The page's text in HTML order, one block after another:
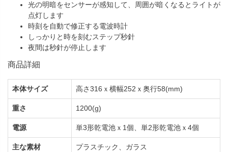
光の明暗をセンサーが感知して、周囲が暗くなるとライトが
点灯します
時刻を自動で修正する電波時計
しっかりと時を刻むステップ秒針
夜間は秒針が停止します
商品詳細
本体サイズ 高さ316ｘ横幅252ｘ奥行58(mm)
重さ 1200(g)
電源 単3形乾電池ｘ1個、単2形乾電池ｘ4個
主な素材 プラスチック、ガラス